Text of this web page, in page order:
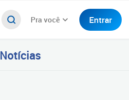
Pra você Entrar
Notícias